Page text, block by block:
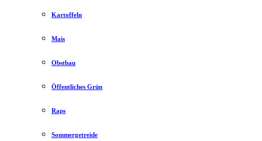
Kartoffeln
Mais
Obstbau
Öffentliches Grün
Raps
Sommergetreide